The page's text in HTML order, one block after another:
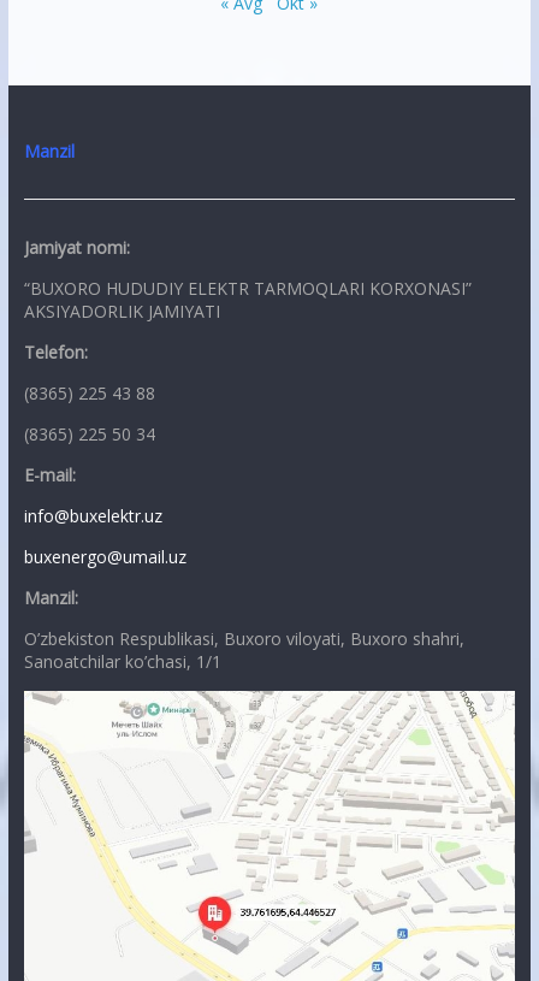
Manzil
Jamiyat nomi:
“BUXORO HUDUDIY ELEKTR TARMOQLARI KORXONASI”
AKSIYADORLIK JAMIYATI
Telefon:
(8365) 225 43 88
(8365) 225 50 34
E-mail:
info@buxelektr.uz
buxenergo@umail.uz
Manzil:
O’zbekiston Respublikasi, Buxoro viloyati, Buxoro shahri,
Sanoatchilar ko’chasi, 1/1